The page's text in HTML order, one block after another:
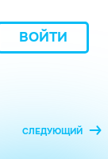
ВОЙТИ
СЛЕДУЮЩИЙ